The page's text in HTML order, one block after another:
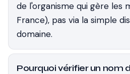
de l'organisme qui gère les
France), pas via la simple
domaine.
Pourquoi vérifier un nom